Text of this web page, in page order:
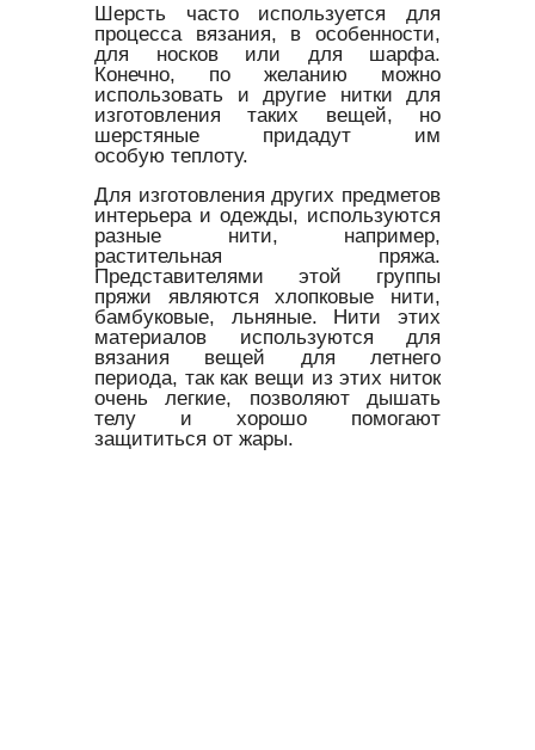
Шерсть часто используется для
процесса вязания, в особенности,
для носков или для шарфа.
Конечно, по желанию можно
использовать и другие нитки для
изготовления таких вещей, но
шерстяные придадут им
особую теплоту.
Для изготовления других предметов
интерьера и одежды, используются
разные нити, например,
растительная пряжа.
Представителями этой группы
пряжи являются хлопковые нити,
бамбуковые, льняные. Нити этих
материалов используются для
вязания вещей для летнего
периода, так как вещи из этих ниток
очень легкие, позволяют дышать
телу и хорошо помогают
защититься от жары.